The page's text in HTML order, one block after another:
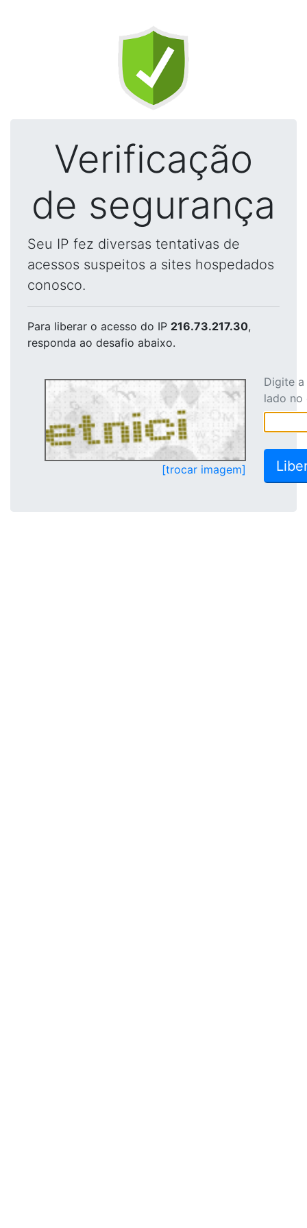
Verificação
de segurança
Seu IP fez diversas tentativas de
acessos suspeitos a sites hospedados
conosco.
Para liberar o acesso do IP 216.73.217.30,
responda ao desafio abaixo.
[trocar imagem]
Digite
lado no